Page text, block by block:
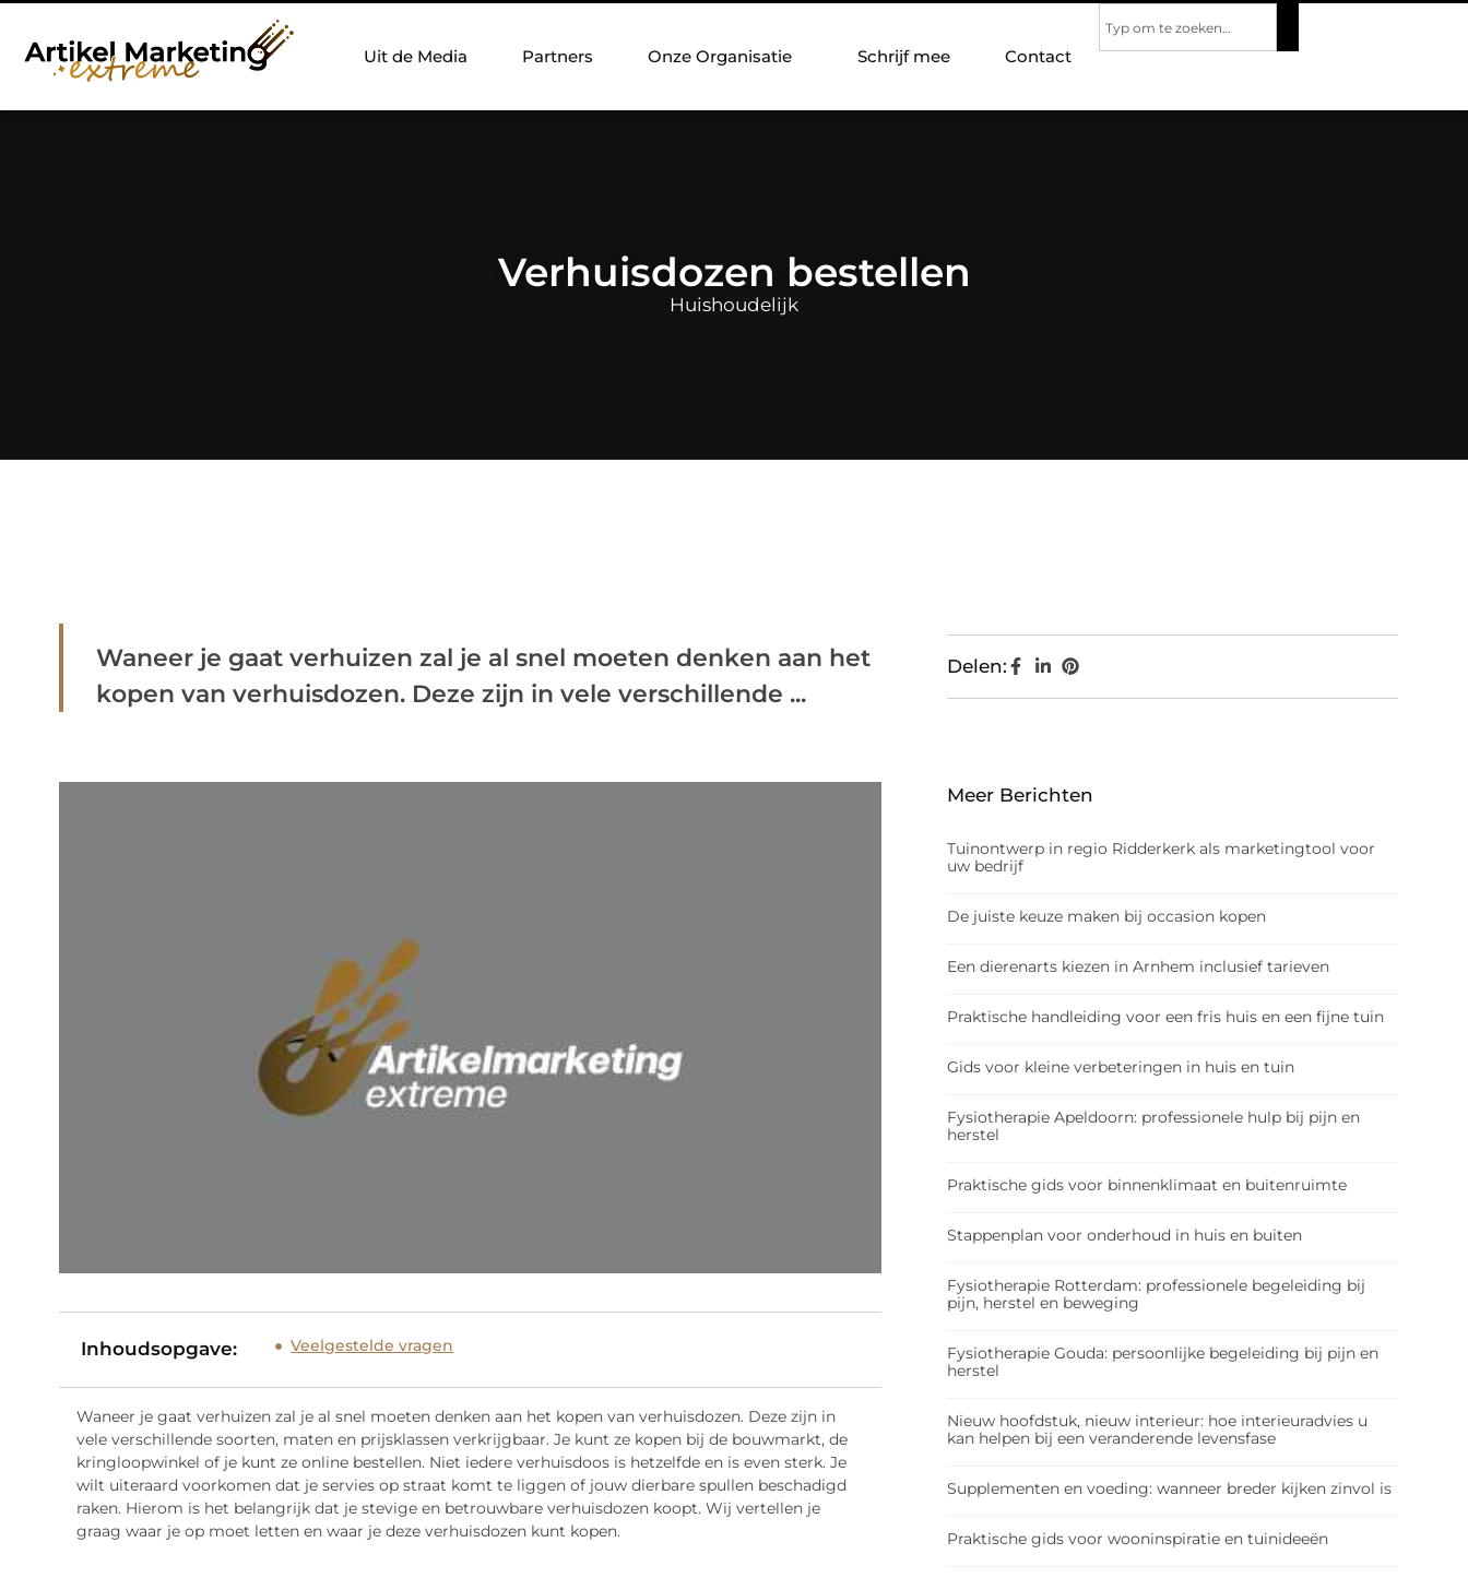
Uit de Media Partners Onze Organisatie Schrijf mee Contact
Verhuisdozen bestellen
Huishoudelijk
Waneer je gaat verhuizen zal je al snel moeten denken aan het
kopen van verhuisdozen. Deze zijn in vele verschillende ...
Inhoudsopgave: Veelgestelde vragen
Waneer je gaat verhuizen zal je al snel moeten denken aan het kopen van verhuisdozen. Deze zijn in
vele verschillende soorten, maten en prijsklassen verkrijgbaar. Je kunt ze kopen bij de bouwmarkt, de
kringloopwinkel of je kunt ze online bestellen. Niet iedere verhuisdoos is hetzelfde en is even sterk. Je
wilt uiteraard voorkomen dat je servies op straat komt te liggen of jouw dierbare spullen beschadigd
raken. Hierom is het belangrijk dat je stevige en betrouwbare verhuisdozen koopt. Wij vertellen je
graag waar je op moet letten en waar je deze verhuisdozen kunt kopen.
Delen:
Meer Berichten
Tuinontwerp in regio Ridderkerk als marketingtool voor
uw bedrijf
De juiste keuze maken bij occasion kopen
Een dierenarts kiezen in Arnhem inclusief tarieven
Praktische handleiding voor een fris huis en een fijne tuin
Gids voor kleine verbeteringen in huis en tuin
Fysiotherapie Apeldoorn: professionele hulp bij pijn en
herstel
Praktische gids voor binnenklimaat en buitenruimte
Stappenplan voor onderhoud in huis en buiten
Fysiotherapie Rotterdam: professionele begeleiding bij
pijn, herstel en beweging
Fysiotherapie Gouda: persoonlijke begeleiding bij pijn en
herstel
Nieuw hoofdstuk, nieuw interieur: hoe interieuradvies u
kan helpen bij een veranderende levensfase
Supplementen en voeding: wanneer breder kijken zinvol is
Praktische gids voor wooninspiratie en tuinideeën